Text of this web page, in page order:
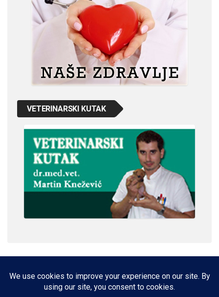
VETERINARSKI KUTAK